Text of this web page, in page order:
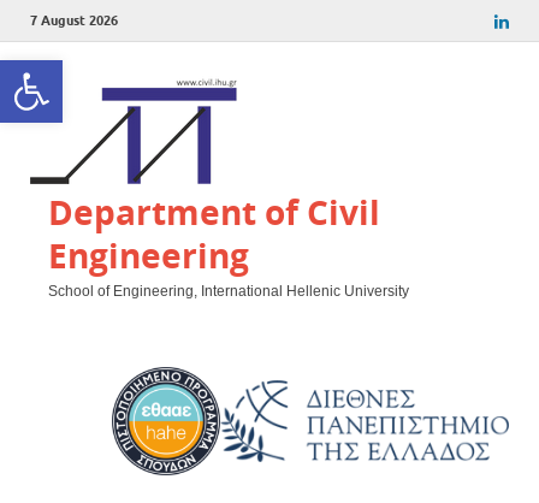
Open toolbar
7 August 2026
Department of Civil
Engineering
School of Engineering, International Hellenic University